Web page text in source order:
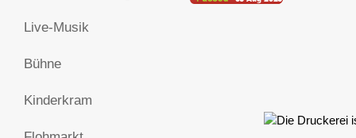
Live-Musik
Bühne
Kinderkram